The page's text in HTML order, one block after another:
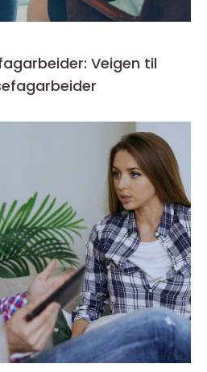
Veigen til